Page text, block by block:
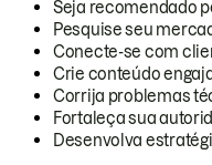
Seja recomendado
Pesquise seu
Conecte-se com
Crie conteúdo
Corrija problemas
Fortaleça sua
Desenvolva